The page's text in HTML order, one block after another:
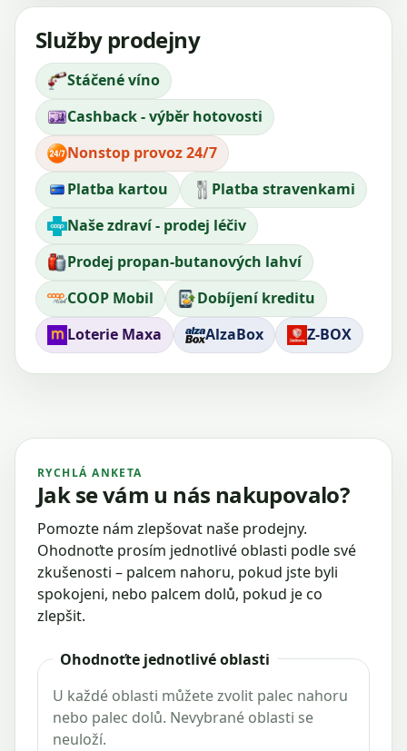
Služby prodejny
Stáčené víno
Cashback - výběr hotovosti
Nonstop provoz 24/7
Platba kartou
Platba stravenkami
Naše zdraví - prodej léčiv
Prodej propan-butanových lahví
COOP Mobil
Dobíjení kreditu
Loterie Maxa
AlzaBox Z-BOX
RYCHLÁ ANKETA
Jak se vám u nás nakupovalo?
Pomozte nám zlepšovat naše prodejny.
Ohodnoťte prosím jednotlivé oblasti podle své
zkušenosti – palcem nahoru, pokud jste byli
spokojeni, nebo palcem dolů, pokud je co
zlepšit.
Ohodnoťte jednotlivé oblasti
U každé oblasti můžete zvolit palec nahoru
nebo palec dolů. Nevybrané oblasti se
neuloží.